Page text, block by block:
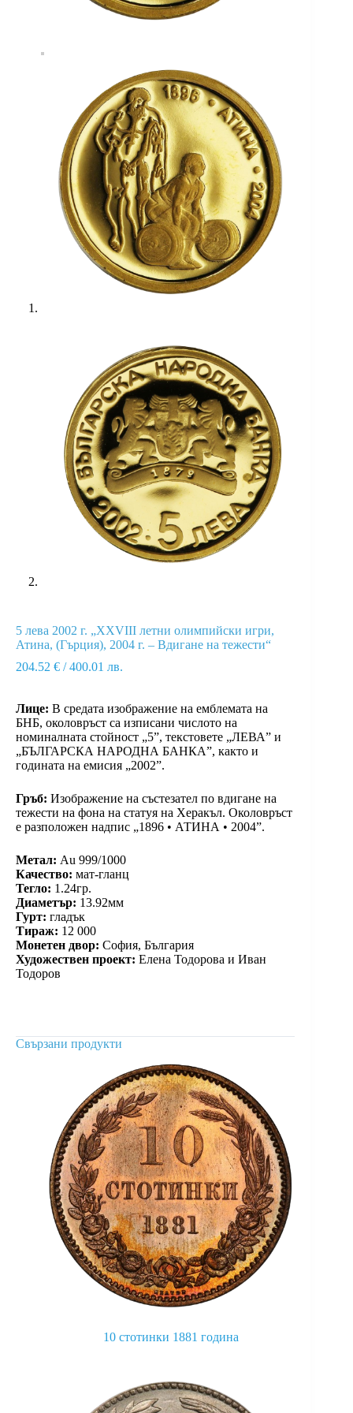
5 лева 2002 г. „ХХVIII летни олимпийски игри,
Атина, (Гърция), 2004 г. – Вдигане на тежести“
204.52 € / 400.01 лв.
Лице: В средата изображение на емблемата на
БНБ, околовръст са изписани числото на
номиналната стойност „5”, текстовете „ЛЕВА” и
„БЪЛГАРСКА НАРОДНА БАНКА”, както и
годината на емисия „2002”.
Гръб: Изображение на състезател по вдигане на
тежести на фона на статуя на Херакъл. Околовръст
е разположен надпис „1896 • АТИНА • 2004”.
Метал: Au 999/1000
Качество: мат-гланц
Тегло: 1.24гр.
Диаметър: 13.92мм
Гурт: гладък
Тираж: 12 000
Монетен двор: София, България
Художествен проект: Елена Тодорова и Иван
Тодоров
Свързани продукти
10 стотинки 1881 година
has
multiple